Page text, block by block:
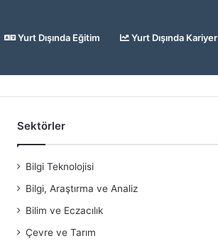
Yurt Dışında Eğitim Yurt Dışında Kariyer
Sektörler
Bilgi Teknolojisi
Bilgi, Araştırma ve Analiz
Bilim ve Eczacılık
Çevre ve Tarım